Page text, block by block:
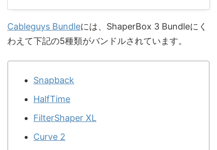
Cableguys Bundleには、ShaperBox 3 Bundleにく
わえて下記の5種類がバンドルされています。
Snapback
HalfTime
FilterShaper XL
Curve 2